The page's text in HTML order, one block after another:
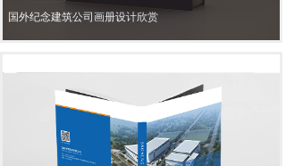
国外纪念建筑公司画册设计欣赏